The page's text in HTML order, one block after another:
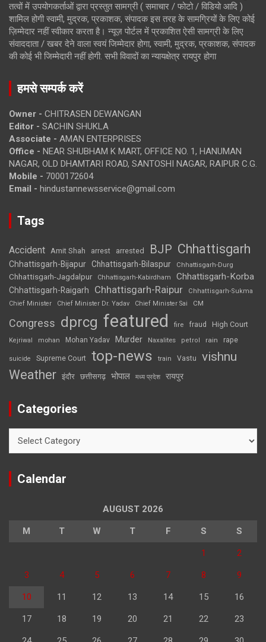
तत्वों में उपयोगकर्ताओं द्वारा प्रस्तुत सामग्री ( समाचार / फोटो / विडियो आदि )
शामिल होगी स्वामी, मुद्रक, प्रकाशक, संपादक इस तरह के सामग्रियों के लिए कोई
ज़िम्मेदार नहीं स्वीकार करता है। न्यूज़ पोर्टल में प्रकाशित ऐसी सामग्री के लिए
संवाददाता / खबर देने वाला स्वयं जिम्मेदार होगा, स्वामी, मुद्रक, प्रकाशक, संपादक
की कोई भी जिम्मेदारी नहीं होगी. सभी विवादों का न्यायक्षेत्र रायपुर होगा
हमसे सम्पर्क करें
Owner - CHITRASEN DEWANGAN
Editor - SACHIN SHUKLA
Associate - AMAN ENTERPRISES
Office - NEAR SHUBHAM K MART, OFFICE NO. 1, HANUMAN
NAGAR, OLD DHAMTARI ROAD, SANTOSHI NAGAR, RAIPUR C.G.
Mobile - 7000172604
Email - hindustannewsservice@gmail.com
Tags
Accident Amit Shah arrest arrested BJP Chhattisgarh
Chhattisgarh-Bijapur Chhattisgarh-Bilaspur Chhattisgarh-Durg
Chhattisgarh-Jagdalpur Chhattisgarh-Kabirdham Chhattisgarh-Korba
Chhattisgarh-Raigarh Chhattisgarh-Raipur
Chhattisgarh-Sukma
Chief Minister
Chief Minister Dr. Yadav Chief Minister Sai CM
Congress dprcg featured fire fraud High Court
Kejriwal mohan Mohan Yadav Murder Naxalites petrol rain rape
suicide Supreme Court top-news train Vastu vishnu
Weather इंदौर छत्तीसगढ़ भोपाल मध्य प्रदेश रायपुर
Categories
Calendar
AUGUST 2026
M T W T F S S
1 2
3 4 5 6 7 8 9
10 11 12 13 14 15 16
17 18 19 20 21 22 23